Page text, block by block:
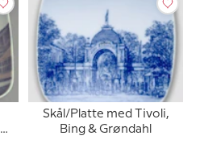
Skål/Platte med Tivoli,
Bing & Grøndahl